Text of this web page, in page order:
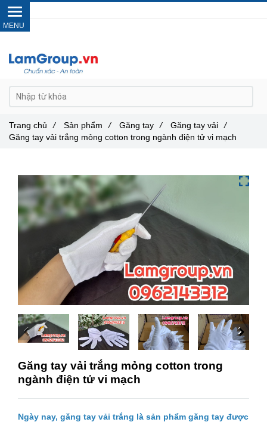
Găng tay vải trắng mỏng cotton trong
ngành điện tử vi mạch
Ngày nay, găng tay vải trắng là sản phẩm găng tay được
Trang chủ / Sản phẩm / Găng tay / Găng tay vải
/
Găng tay vải trắng mỏng cotton trong ngành điện tử vi mạch